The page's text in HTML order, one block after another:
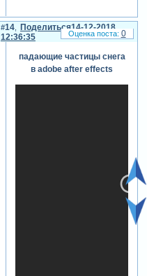
Поделиться
14
14-12-2018
12:36:35
падающие частицы снега
в adobe after effects
0